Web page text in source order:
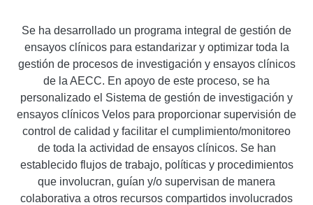
Se ha desarrollado un programa integral de gestión de
ensayos clínicos para estandarizar y optimizar toda la
gestión de procesos de investigación y ensayos clínicos
de la AECC. En apoyo de este proceso, se ha
personalizado el Sistema de gestión de investigación y
ensayos clínicos Velos para proporcionar supervisión de
control de calidad y facilitar el cumplimiento/monitoreo
de toda la actividad de ensayos clínicos. Se han
establecido flujos de trabajo, políticas y procedimientos
que involucran, guían y/o supervisan de manera
colaborativa a otros recursos compartidos involucrados